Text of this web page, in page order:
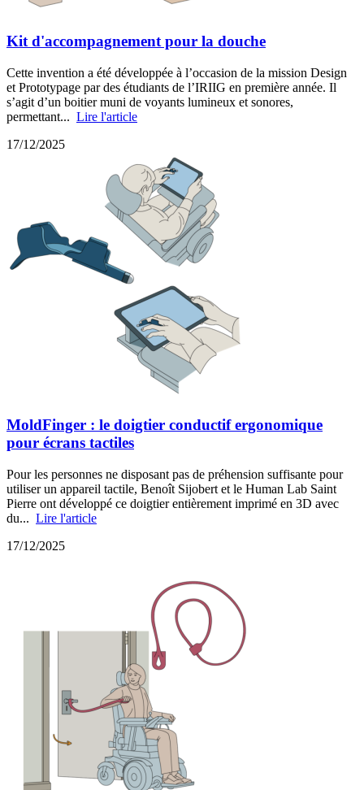
Kit d'accompagnement pour la douche
Cette invention a été développée à l’occasion de la mission Design
et Prototypage par des étudiants de l’IRIIG en première année. Il
s’agit d’un boitier muni de voyants lumineux et sonores,
permettant... Lire l'article
17/12/2025
MoldFinger : le doigtier conductif ergonomique
pour écrans tactiles
Pour les personnes ne disposant pas de préhension suffisante pour
utiliser un appareil tactile, Benoît Sijobert et le Human Lab Saint
Pierre ont développé ce doigtier entièrement imprimé en 3D avec
du... Lire l'article
17/12/2025